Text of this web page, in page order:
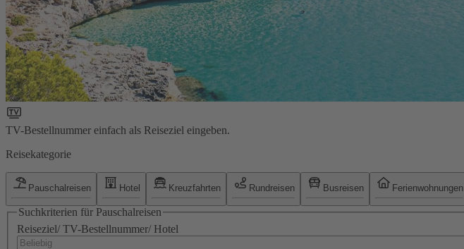
TV-Bestellnummer einfach als Reiseziel eingeben.
Reisekategorie
Pauschalreisen Hotel Kreuzfahrten Rundreisen Busreisen Ferienwohnungen
Suchkriterien für Pauschalreisen
Reiseziel/ TV-Bestellnummer/ Hotel